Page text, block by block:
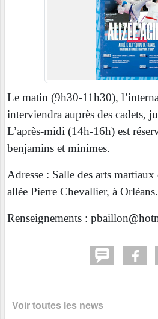
Le matin (9h30-11h30),
interviendra auprès des cadets,
L’après-midi (14h-16h) est
benjamins et minimes.
Adresse : Salle des arts
allée Pierre Chevallier, à Orléans.
Renseignements : pbaillon@
Voir toutes les news